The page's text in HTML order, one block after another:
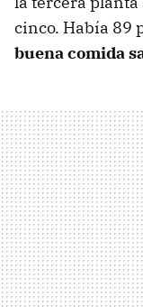
cinco. Había 89
buena comida